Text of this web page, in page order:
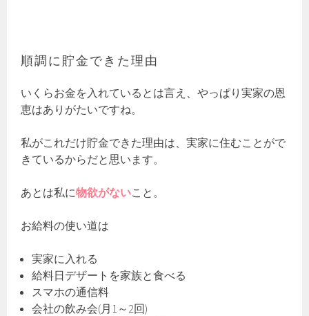
順調に貯金できた理由
いくらお金を入れているとは言え、やっぱり実家の恩
恵はありがたいですね。
私がこれだけ貯金できた理由は、実家に住むことがで
きているからだと思います。
あとは私に物欲がないこと。
お給料の使い道は
実家に入れる
給料日デザートを家族と食べる
スマホの通信料
会社の飲み会(月1～2回)